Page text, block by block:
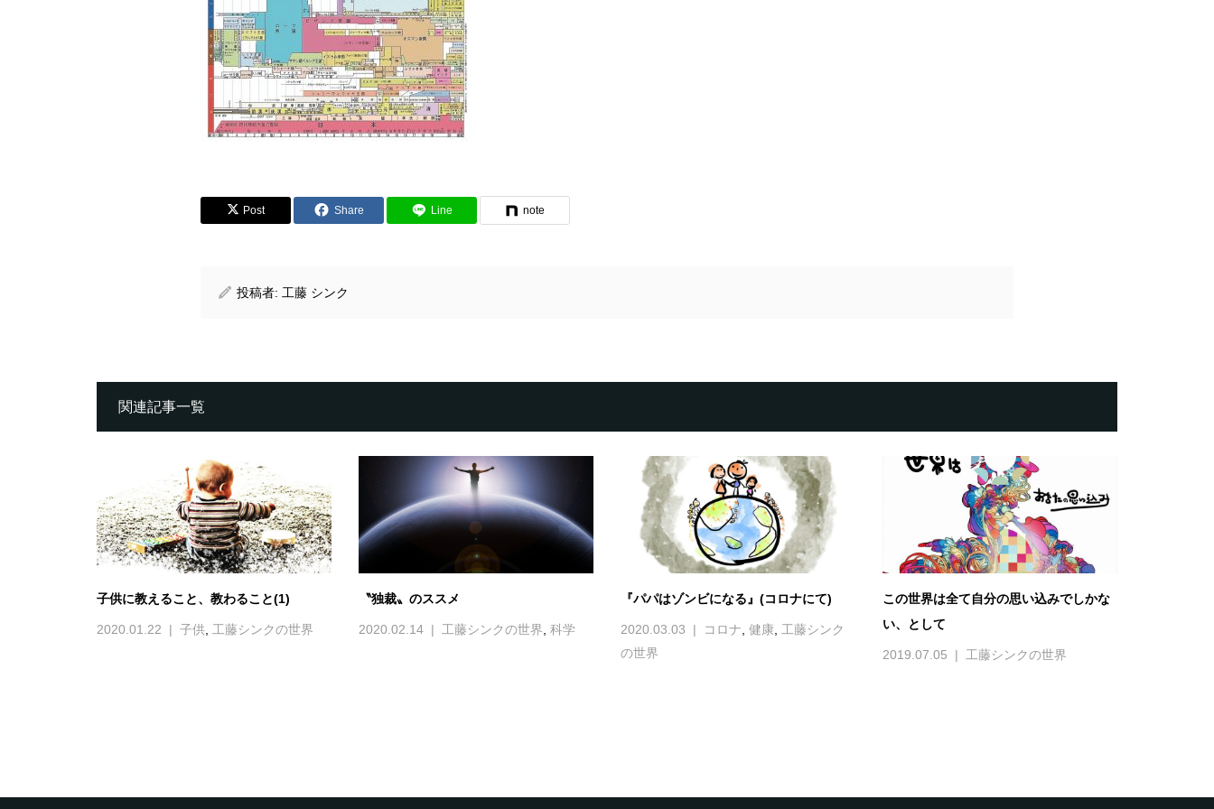
Post Share Line note
投稿者: 工藤 シンク
関連記事一覧
子供に教えること、教わること(1)
2020.01.22 子供 工藤シンクの世界
〝独裁〟のススメ
2020.02.14 工藤シンクの世界 科学
『パパはゾンビになる』(コロナにて)
2020.03.03 コロナ 健康 工藤シンク
の世界
この世界は全て自分の思い込みでしかな
い、として
2019.07.05 工藤シンクの世界